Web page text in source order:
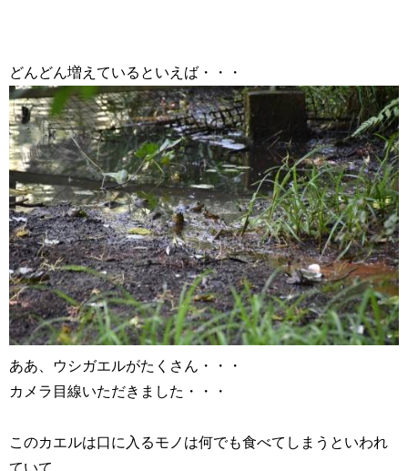
どんどん増えているといえば・・・
ああ、ウシガエルがたくさん・・・
カメラ目線いただきました・・・
このカエルは口に入るモノは何でも食べてしまうといわれ